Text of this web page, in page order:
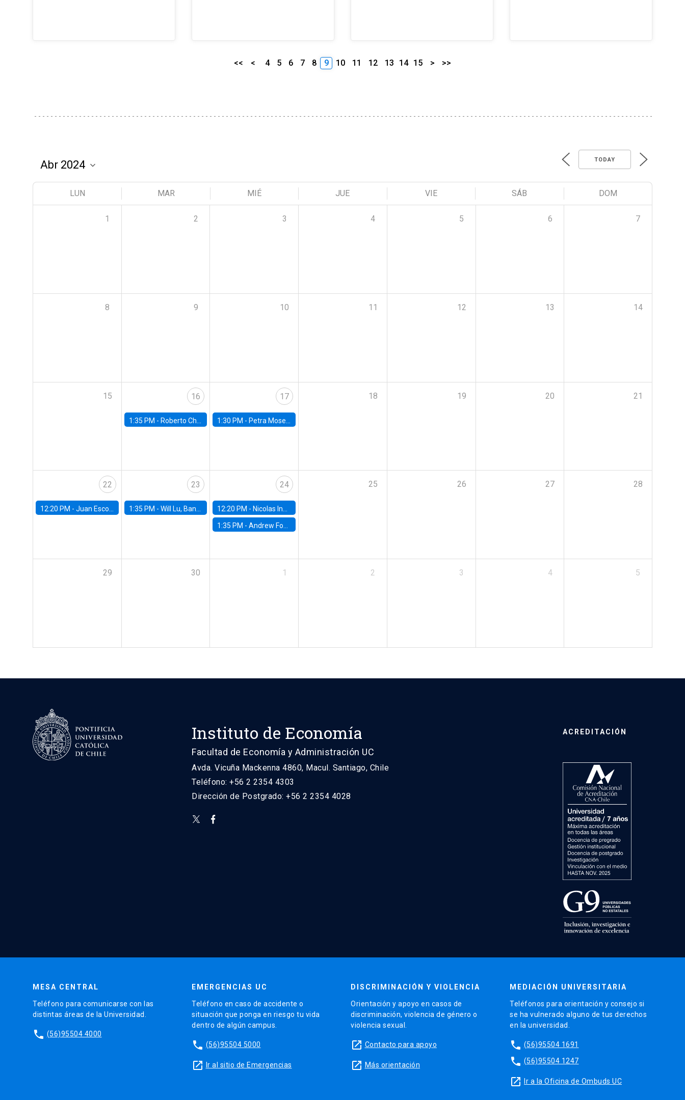
<< < 4 5 6 7 8 9 10 11 12 13 14 15 > >>
TODAY
LUN MAR MIÉ JUE VIE SÁB DOM
1 2 3 4 5 6 7
8 9 10 11 12 13 14
15 16
1:35 PM - Roberto Chang, Rutgers University
17
1:30 PM - Petra Moser, NYU Stern
18 19 20 21
22
12:20 PM - Juan Escobar, Universidad de Chile
23
1:35 PM - Will Lu, Banco Central de Chile
24
12:20 PM - Nicolas Inostroza, Rotman School of Management, University of Toronto
1:35 PM -Andrew Foster, Brown University
25 26 27 28
29 30 1 2 3 4 5
Instituto de Economía
Facultad de Economía y Administración UC
Avda. Vicuña Mackenna 4860, Macul. Santiago, Chile
Teléfono: +56 2 2354 4303
Dirección de Postgrado: +56 2 2354 4028
ACREDITACIÓN
MESA CENTRAL
Teléfono para comunicarse con las
distintas áreas de la Universidad.
phone (56)95504 4000
EMERGENCIAS UC
Teléfono en caso de accidente o
situación que ponga en riesgo tu vida
dentro de algún campus.
phone (56)95504 5000
launch Ir al sitio de Emergencias
DISCRIMINACIÓN Y VIOLENCIA
Orientación y apoyo en casos de
discriminación, violencia de género o
violencia sexual.
launch Contacto para apoyo
launch Más orientación
MEDIACIÓN UNIVERSITARIA
Teléfonos para orientación y consejo si
se ha vulnerado alguno de tus derechos
en la universidad.
phone (56)95504 1691
phone (56)95504 1247
launch Ir a la Oficina de Ombuds UC